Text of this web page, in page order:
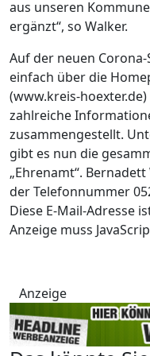
aus unseren
ergänzt“, so Walker.
Auf der neuen
einfach über die
(www.kreis-
zahlreiche
zusammengestellt.
gibt es nun die
„Ehrenamt“.
der Telefonnummer
Diese E-Mail-Adresse
Anzeige muss
Anzeige